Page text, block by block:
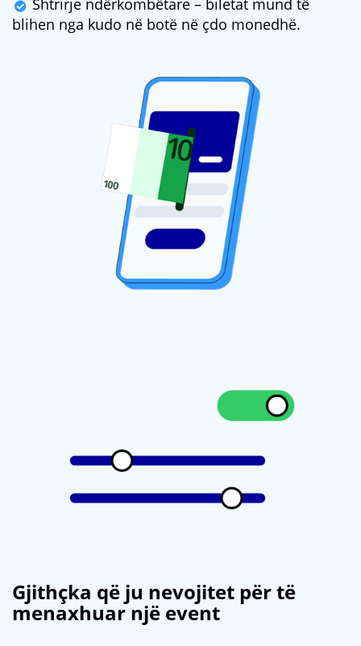
Shtrirje ndërkombëtare – biletat mund të
blihen nga kudo në botë në çdo monedhë.
Gjithçka që ju nevojitet për të
menaxhuar një event